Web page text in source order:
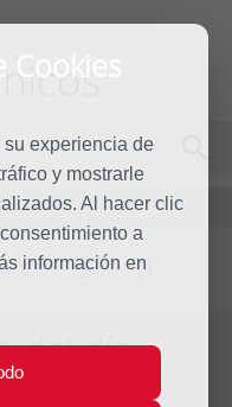
experiencia de
y mostrarle
Al hacer clic
a
información en
V S D
del día